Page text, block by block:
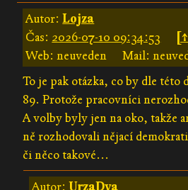
Autor:Lojza
Čas: 2026-07-10 09:34:53
Web: neuveden
Mail:
To je pak otázka, co by dle této
89. Protože pracovníci
A volby byly jen na oko, takže
ně rozhodovali nějací
či něco takové...
Autor: UrzaDva